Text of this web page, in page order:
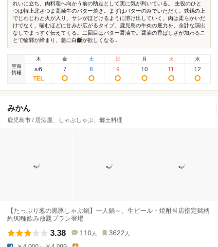
れいに立ち、肉料理へ向かう前の助走として実に気が利いている。 主役のひと
つは特上北さつま高崎牛のバター焼き。まずはバターのみでいただく。鉄鍋の上
でじわじわと火が入り、サシがほどけるように溶け出していく。肉は柔らかいだ
けでなく、噛むほどに甘みが広がるタイプ。鹿児島の牛肉の底力を、余計な演出
なしでまっすぐ伝えてくる。二回目はバター醤油で。醤油の香ばしさが加わるこ
とで輪郭が締まり、急に白飯が欲しくなる...
空席
情報
木
8/6
金
7
土
8
日
9
月
10
火
11
水
12
みかん
鹿児島市 / 居酒屋、しゃぶしゃぶ、郷土料理
【たっぷり葱の黒豚しゃぶ鍋】一人鍋～。生ビール・焼酎当店指定銘柄
約90種飲み放題プラン登場
3.38 110 人 3622 人